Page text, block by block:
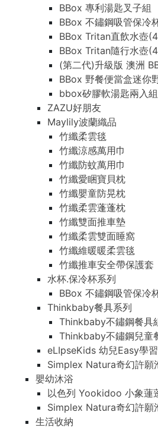
BBox 專利湯匙叉子組
BBox 不鏽鋼吸管保冷
BBox Tritan直飲水壺
BBox Tritan隨行水壺
(第二代)升級版 澳洲
BBox 野餐便當盒迷你
bbox矽膠軟湯匙兩入組
ZAZU好朋友
Maylily波蘭織品
竹纖柔雲毯
竹纖涼感萬用巾
竹纖防蚊萬用巾
竹纖愛睏寶貝枕
竹纖嬰童防晃枕
竹纖柔雲蓬蓬枕
竹纖雙面推車墊
竹纖柔雲雙面睡窩
竹纖維暖暖柔雲毯
竹纖推車安全帶保護套
水杯.保冷杯系列
BBox 不鏽鋼吸管保冷
Thinkbaby餐具系列
Thinkbaby不鏽鋼餐具
Thinkbaby不鏽鋼兒童
eLIpseKids 幼兒Easy學
Simplex Natura奇幻許願
嬰幼沐浴
以色列 Yookidoo 小象蓮
Simplex Natura奇幻許願
生活收納